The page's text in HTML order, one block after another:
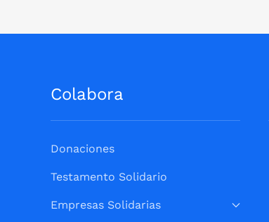
Colabora
Donaciones
Testamento Solidario
Empresas Solidarias